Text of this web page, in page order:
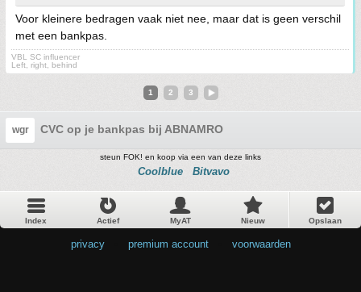
Voor kleinere bedragen vaak niet nee, maar dat is geen verschil
met een bankpas.
VBL SC influencer
Left, right, behind
1 2 3
wgr CVC op je bankpas bij ABNAMRO
steun FOK! en koop via een van deze links
Coolblue Bitvavo
Index Actief MyAT Nieuw Opslaan
privacy premium account voorwaarden